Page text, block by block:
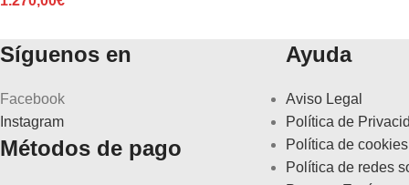
Síguenos en
Facebook
Instagram
Métodos de pago
Ayuda
Aviso Legal
Política de
Política de cookies
Política de redes